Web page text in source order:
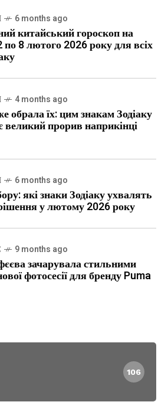
6 months ago
китайський гороскоп на
по 8 лютого 2026 року для всіх
4 months ago
обрала їх: цим знакам Зодіаку
великий прорив наприкінці
6 months ago
які знаки Зодіаку ухвалять
у лютому 2026 року
9 months ago
зачарувала стильними
фотосесії для бренду Puma
106